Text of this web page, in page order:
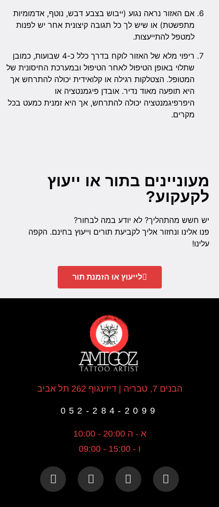
אם האזור נראה נגוע (ייבוש בצבע דבש, נוטף, אדמומיות
מתפשטת) או שיש לך כל תגובה קיצונית אחר יש לפנות
למטפל להתייעצות.
ריפוי מלא של האזור לוקח בדרך כלל כ-4 שבועות, כמובן
שתלוי באופן הטיפול לאחר הטיפול ובמערכת החיסונית של
המטופל. הצטלקות רגילה או קלואידית יכולה להתרחש אך
היא תופעה מאוד נדיר. אובדן פיגמנטציה או
היפרפיגמנטציה יכולה להתרחש, אך היא זמנית כמעט בכל
מקרים.
מעוניינים בתור או ייעוץ
לקעקוע?
יש חשש מהתהליך? לא יודע במה לבחור?
פנו אלינו ונחזור אליך לקביעת תורים וייעוץ בחינם. הקפה
עלינו!
לייעוץ או הזמנת תור
הבנים 7, טבריה | דיזינגוף 262 תל אביב
052-284-2099
א - ה 20:00 - 10:00
ו - 15:00 - 09:00